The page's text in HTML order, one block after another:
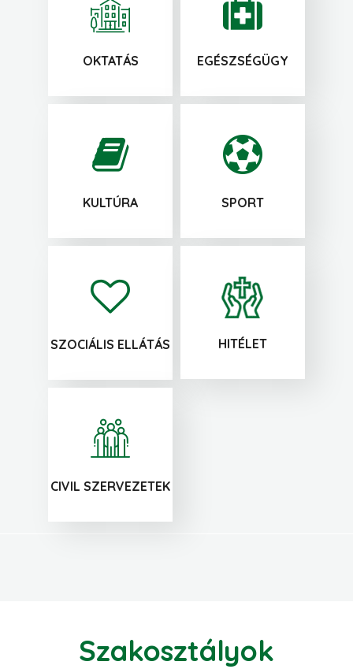
OKTATÁS EGÉSZSÉGÜGY
KULTÚRA SPORT
SZOCIÁLIS ELLÁTÁS HITÉLET
CIVIL SZERVEZETEK
Szakosztályok